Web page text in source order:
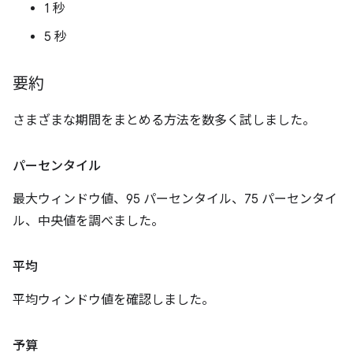
1 秒
5 秒
要約
さまざまな期間をまとめる方法を数多く試しました。
パーセンタイル
最大ウィンドウ値、95 パーセンタイル、75 パーセンタイ
ル、中央値を調べました。
平均
平均ウィンドウ値を確認しました。
予算